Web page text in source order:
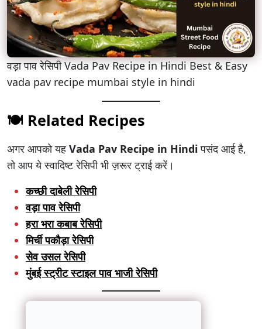
वड़ा पाव रेसिपी Vada Pav Recipe in Hindi Best & Easy
vada pav recipe mumbai style in hindi
🍽️ Related Recipes
अगर आपको यह Vada Pav Recipe in Hindiपसंद आई है,
तो आप ये स्वादिष्ट रेसिपी भी ज़रूर ट्राई करें।
कच्छी दाबेली रेसिपी
वड़ा पाव रेसिपी
हरा भरा कबाब रेसिपी
मिर्ची पकौड़ा रेसिपी
सेव उसल रेसिपी
मुंबई स्ट्रीट स्टाइल पाव भाजी रेसिपी